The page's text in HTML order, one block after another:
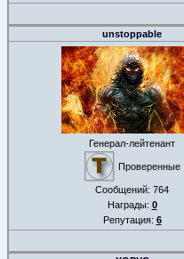
unstoppable
Генерал-лейтенант
Проверенные
Сообщений: 764
Награды: 0
Репутация: 6